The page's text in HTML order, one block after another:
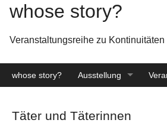
whose story?
Veranstaltungsreihe zu
whose story? Ausstellung
Täter und Täterinnen